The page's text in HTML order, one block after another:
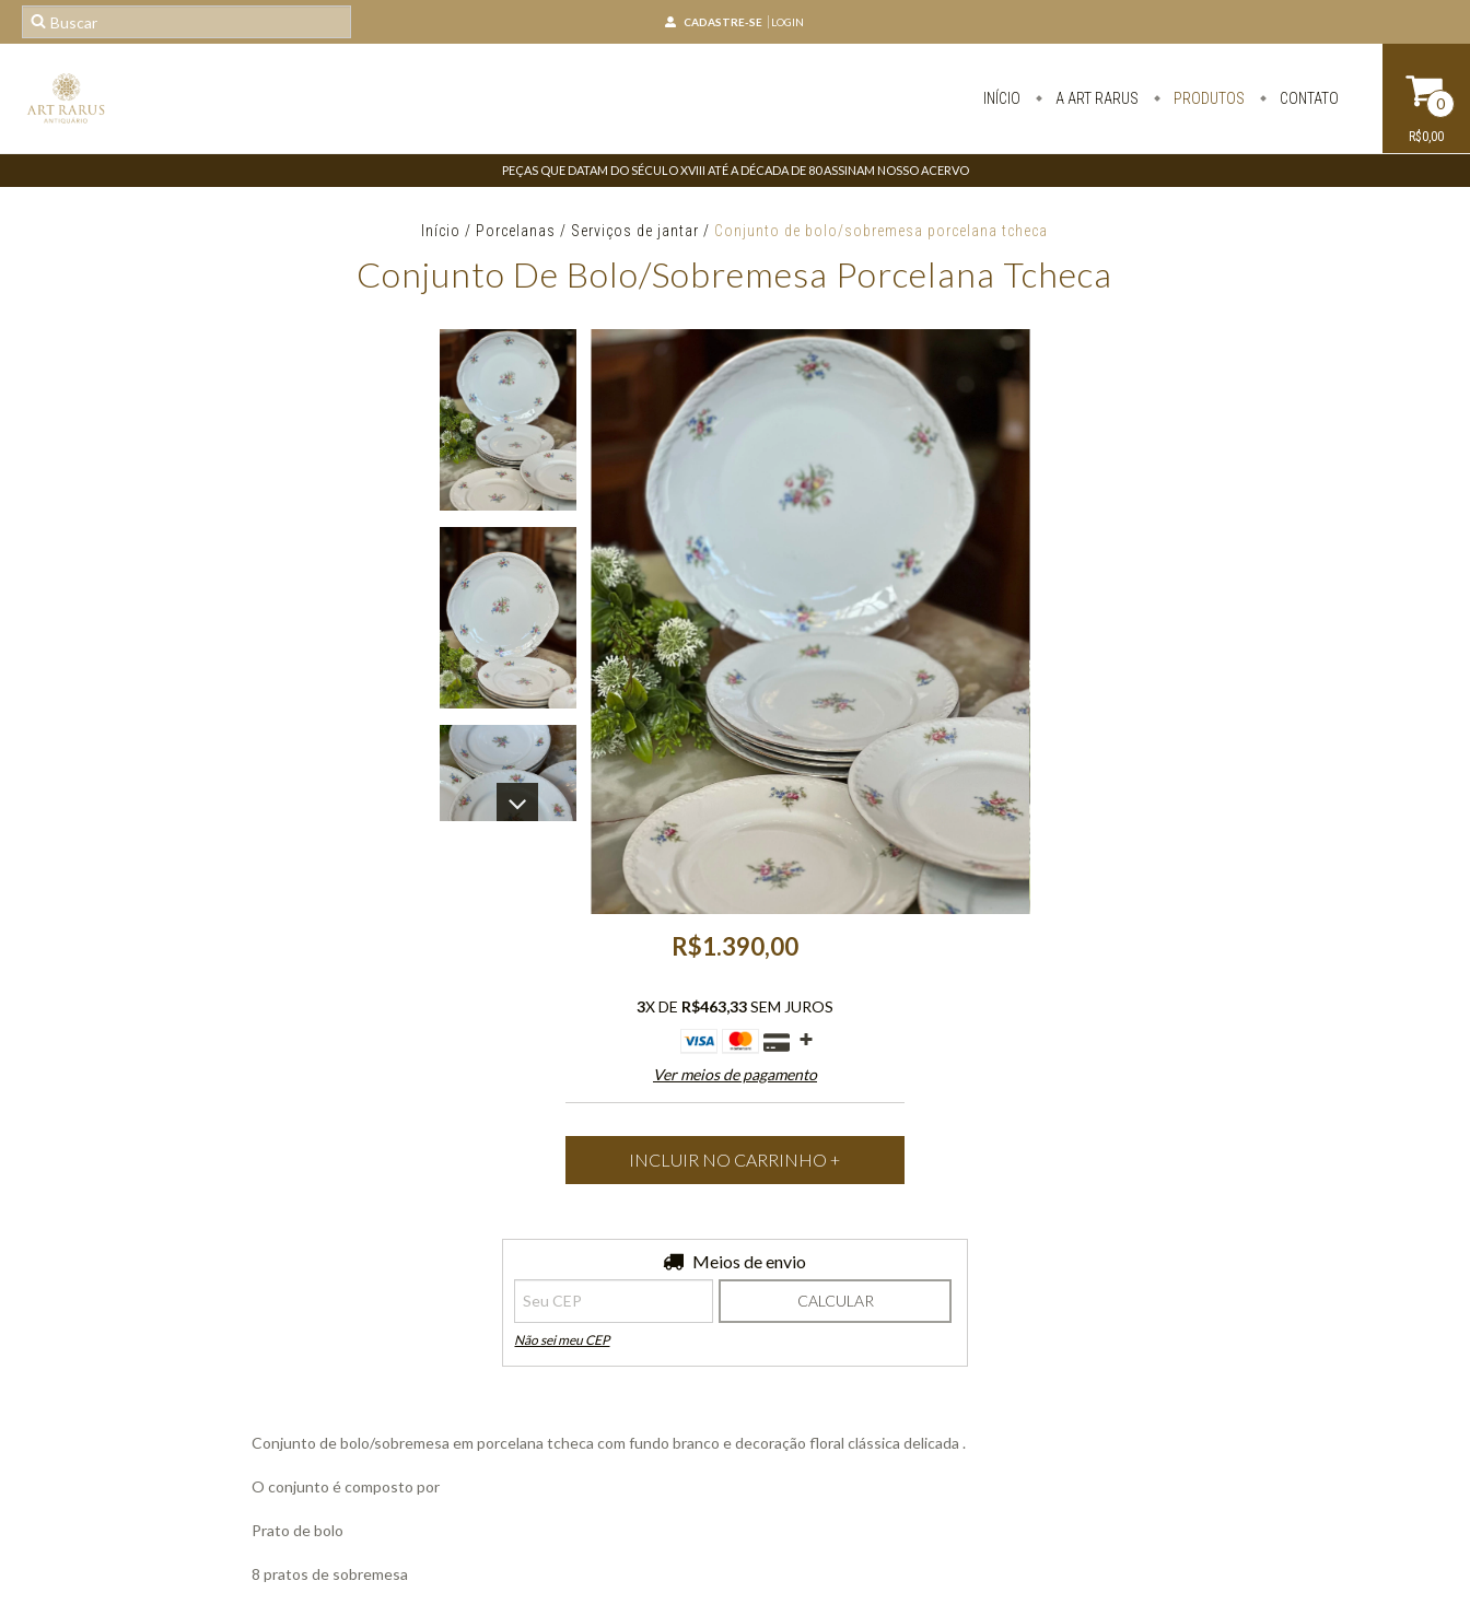
CADASTRE-SE LOGIN
INÍCIO A ART RARUS PRODUTOS CONTATO 0
R$0,00
PEÇAS QUE DATAM DO SÉCULO XVIII ATÉ A DÉCADA DE 80 ASSINAM NOSSO ACERVO
Início / Porcelanas / Serviços de jantar / Conjunto de bolo/sobremesa porcelana tcheca
Conjunto De Bolo/sobremesa Porcelana Tcheca
R$1.390,00
3X DE R$463,33SEM JUROS
Ver meios de pagamento
Meios de envio
CALCULAR
Não sei meu CEP
Conjunto de bolo/sobremesa em porcelana tcheca com fundo branco e decoração floral clássica delicada .
O conjunto é composto por
Prato de bolo
8 pratos de sobremesa